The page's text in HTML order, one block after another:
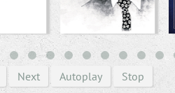
Next Autoplay Stop